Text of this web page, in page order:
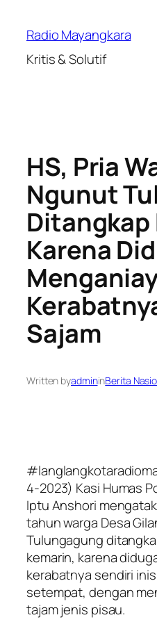
Radio Mayangkara
Kritis & Solutif
HS, Pria
Ngunut
Ditangkap
Karena
Sajam
Written byadmininBerita
4-2023) Kasi Humas
Iptu Anshori
tahun warga Desa
Tulungagung
kemarin, karena
kerabatnya sendiri
setempat, dengan
tajam jenis pisau.